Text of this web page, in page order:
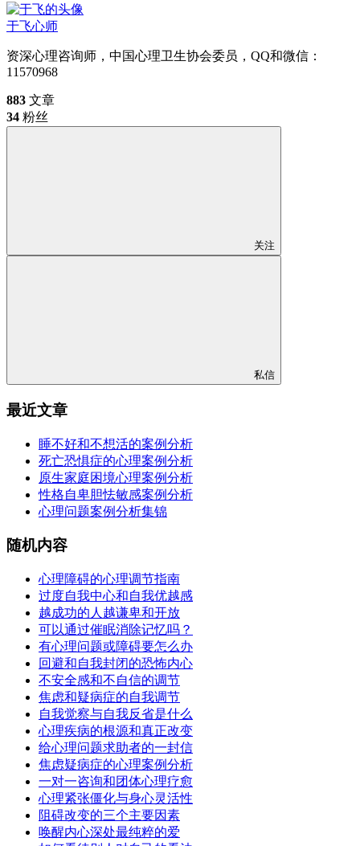
于飞心师
资深心理咨询师，中国心理卫生协会委员，QQ和微信：
11570968
883 文章
34 粉丝
关注
私信
最近文章
睡不好和不想活的案例分析
死亡恐惧症的心理案例分析
原生家庭困境心理案例分析
性格自卑胆怯敏感案例分析
心理问题案例分析集锦
随机内容
心理障碍的心理调节指南
过度自我中心和自我优越感
越成功的人越谦卑和开放
可以通过催眠消除记忆吗？
有心理问题或障碍要怎么办
回避和自我封闭的恐怖内心
不安全感和不自信的调节
焦虑和疑病症的自我调节
自我觉察与自我反省是什么
心理疾病的根源和真正改变
给心理问题求助者的一封信
焦虑疑病症的心理案例分析
一对一咨询和团体心理疗愈
心理紧张僵化与身心灵活性
阻碍改变的三个主要因素
唤醒内心深处最纯粹的爱